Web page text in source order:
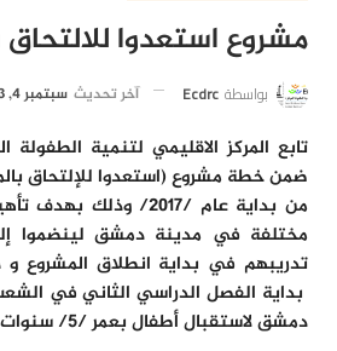
مشروع استعدوا
بواسطة Ecdrc آخر تحديث سبتمبر 4, 2023
تابع المركز الاقليمي لتنمية الطفولة
ضمن خطة مشروع (استعدوا للإلتحاق
من بداية عام /2017/
مختلفة في مدينة دمشق لينضموا
تدريبهم في بداية انطلاق المشروع
بداية الفصل الدراسي الثاني في
دمشق لاستقبال أطفال بعمر /5/ سنوات.